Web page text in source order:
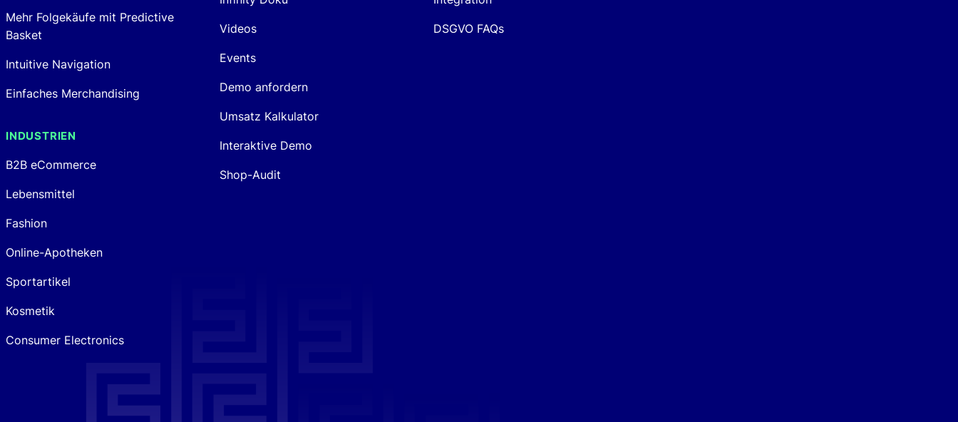
Mehr Folgekäufe mit Predictive
Basket
Intuitive Navigation
Einfaches Merchandising
INDUSTRIEN
B2B eCommerce
Lebensmittel
Fashion
Online-Apotheken
Sportartikel
Kosmetik
Consumer Electronics
Videos
Events
Demo anfordern
Umsatz Kalkulator
Interaktive Demo
Shop-Audit
DSGVO FAQs